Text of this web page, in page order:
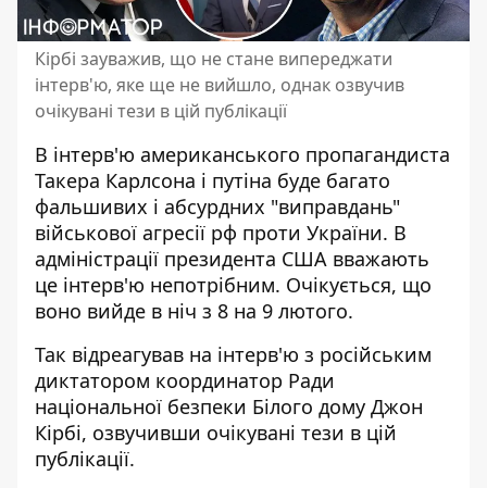
Кірбі зауважив, що не стане випереджати
інтерв'ю, яке ще не вийшло, однак озвучив
очікувані тези в цій публікації
В інтерв'ю американського пропагандиста
Такера Карлсона і путіна буде багато
фальшивих і абсурдних "виправдань"
військової агресії рф проти України. В
адміністрації президента США вважають
це інтерв'ю непотрібним. Очікується, що
воно вийде в ніч з 8 на 9 лютого.
Так відреагував на інтерв'ю з російським
диктатором координатор Ради
національної безпеки Білого дому Джон
Кірбі, озвучивши очікувані тези в цій
публікації.